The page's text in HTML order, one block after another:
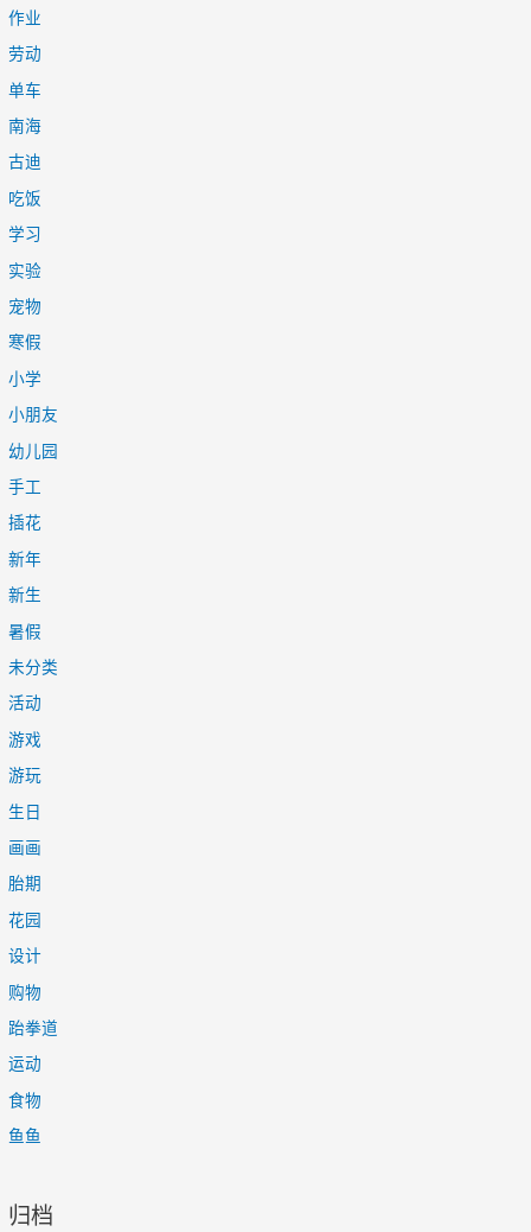
作业
劳动
单车
南海
古迪
吃饭
学习
实验
宠物
寒假
小学
小朋友
幼儿园
手工
插花
新年
新生
暑假
未分类
活动
游戏
游玩
生日
画画
胎期
花园
设计
购物
跆拳道
运动
食物
鱼鱼
归档